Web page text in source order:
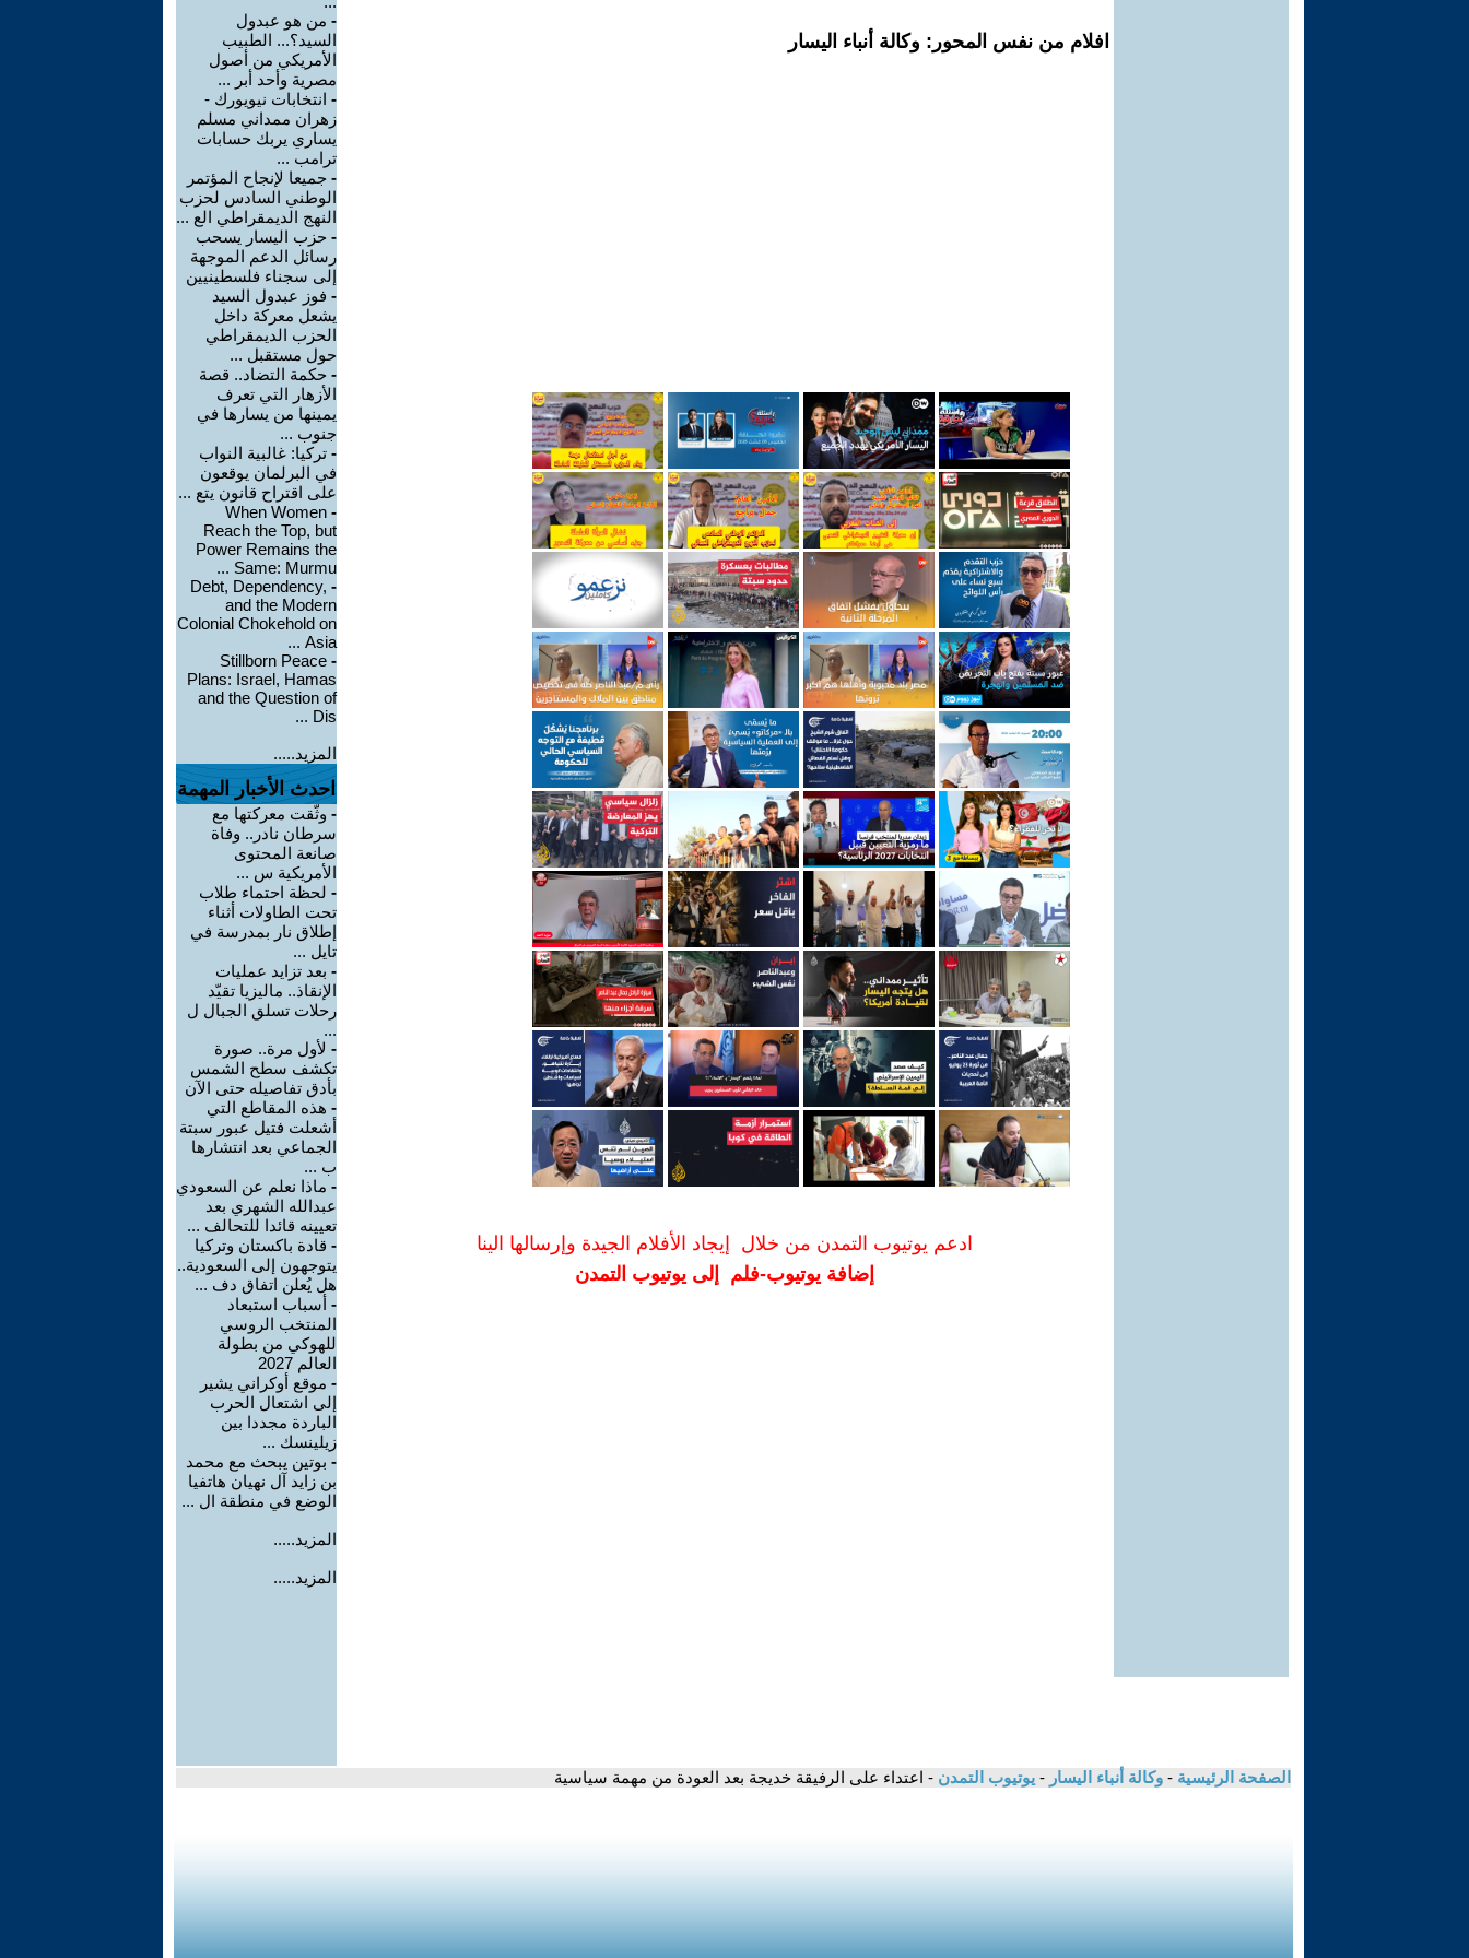
افلام من نفس المحور: وكالة أنباء اليسار
ادعم يوتيوب التمدن من خلال إيجاد الأفلام الجيدة وإرسالها الينا
إضافة يوتيوب-فلم إلى يوتيوب التمدن
- من هو عبدول
السيد؟... الطبيب
الأمريكي من أصول
مصرية وأحد أبر ...
- انتخابات نيويورك -
زهران ممداني مسلم
يساري يربك حسابات
ترامب ...
- جميعا لإنجاح المؤتمر
الوطني السادس لحزب
النهج الديمقراطي الع ...
- حزب اليسار يسحب
رسائل الدعم الموجهة
إلى سجناء فلسطينيين
- فوز عبدول السيد
يشعل معركة داخل
الحزب الديمقراطي
حول مستقبل ...
- حكمة التضاد.. قصة
الأزهار التي تعرف
يمينها من يسارها في
جنوب ...
- تركيا: غالبية النواب
في البرلمان يوقعون
على اقتراح قانون يتع ...
-
When Women
Reach the Top, but
Power Remains the
Same: Murmu ...
-
Debt, Dependency,
and the Modern
Colonial Chokehold on
Asia ...
-
Stillborn Peace
Plans: Israel, Hamas
and the Question of
Dis ...
المزيد.....
احدث الأخبار المهمة
- وثّقت معركتها مع
سرطان نادر.. وفاة
صانعة المحتوى
الأمريكية س ...
- لحظة احتماء طلاب
تحت الطاولات أثناء
إطلاق نار بمدرسة في
تايل ...
- بعد تزايد عمليات
الإنقاذ.. ماليزيا تقيّد
رحلات تسلق الجبال ل
...
- لأول مرة.. صورة
تكشف سطح الشمس
بأدق تفاصيله حتى الآن
- هذه المقاطع التي
أشعلت فتيل عبور سبتة
الجماعي بعد انتشارها
ب ...
- ماذا نعلم عن السعودي
عبدالله الشهري بعد
تعيينه قائدا للتحالف ...
- قادة باكستان وتركيا
يتوجهون إلى السعودية..
هل يُعلن اتفاق دف ...
- أسباب استبعاد
المنتخب الروسي
للهوكي من بطولة
العالم 2027
- موقع أوكراني يشير
إلى اشتعال الحرب
الباردة مجددا بين
زيلينسك ...
- بوتين يبحث مع محمد
بن زايد آل نهيان هاتفيا
الوضع في منطقة ال ...
المزيد.....
المزيد.....
الصفحة الرئيسية - وكالة أنباء اليسار - يوتيوب التمدن - اعتداء على الرفيقة خديجة بعد العودة من مهمة سياسية